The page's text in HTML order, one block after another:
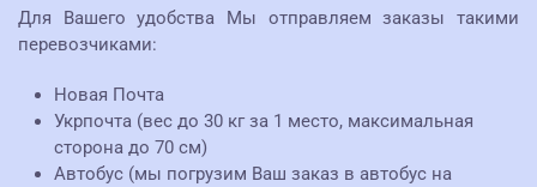
Для Вашего удобства Мы отправляем заказы такими
перевозчиками:
Новая Почта
Укрпочта (вес до 30 кг за 1 место, максимальная
сторона до 70 см)
Автобус (мы погрузим Ваш заказ в автобус на